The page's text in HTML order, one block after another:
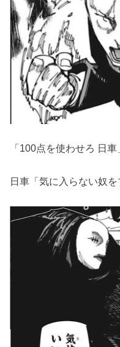
「100点を使わせろ 日車
日車「気に入らない奴